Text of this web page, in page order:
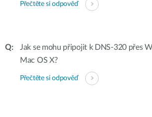
Přečtěte si odpověď
Jak se mohu připojit k DNS-320 přes
Mac OS X?
Přečtěte si odpověď